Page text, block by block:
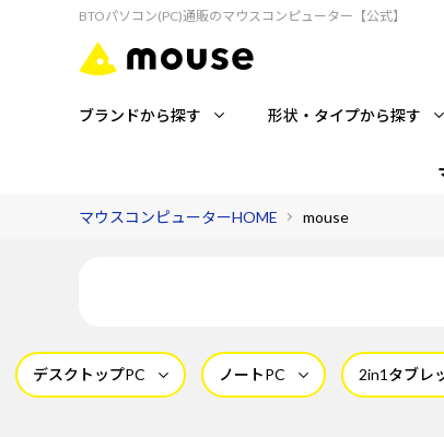
BTOパソコン(PC)通販のマウスコンピューター【公式】
ブランドから探す 形状・タイプから探す
マウスコンピューターHOME mouse
デスクトップPC ノートPC 2in1タブレ